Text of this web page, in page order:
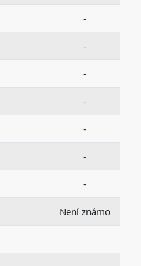
-
-
-
-
-
-
-
Není známo